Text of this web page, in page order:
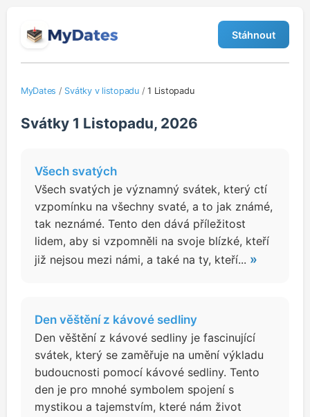
Stáhnout
MyDates / Svátky v listopadu/1 Listopadu
Svátky 1 Listopadu, 2026
Všech svatých
Všech svatých je významný svátek, který ctí
vzpomínku na všechny svaté, a to jak známé,
tak neznámé. Tento den dává příležitost
lidem, aby si vzpomněli na svoje blízké, kteří
již nejsou mezi námi, a také na ty, kteří... »
Den věštění z kávové sedliny
Den věštění z kávové sedliny je fascinující
svátek, který se zaměřuje na umění výkladu
budoucnosti pomocí kávové sedliny. Tento
den je pro mnohé symbolem spojení s
mystikou a tajemstvím, které nám život